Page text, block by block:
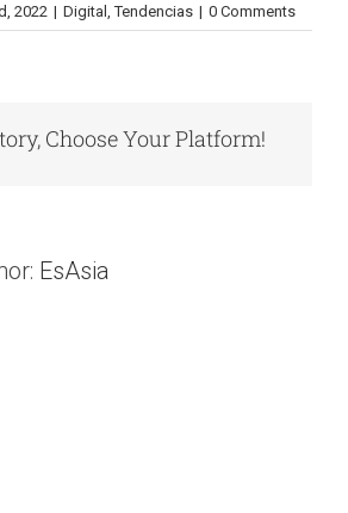
2022 | Digital ,Tendencias | 0 Comments
Choose Your Platform!
EsAsia